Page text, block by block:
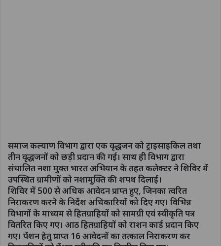
समाज कल्याण विभाग द्वारा एक वृद्धजन को ट्राइसाइकिल तथा
तीन वृद्धजनों को छड़ी प्रदान की गई। साथ ही विभाग द्वारा
संचालित नशा मुक्त भारत अभियान के तहत कलेक्टर ने शिविर में
उपस्थित ग्रामीणों को नशामुक्ति की शपथ दिलाई।
शिविर में 500 से अधिक आवेदन प्राप्त हुए, जिनका त्वरित
निराकरण करने के निर्देश अधिकारियों को दिए गए। विभिन्न
विभागों के माध्यम से हितग्राहियों को सामग्री एवं स्वीकृति पत्र
वितरित किए गए। आठ हितग्राहियों को राशन कार्ड प्रदान किए
गए। पेंशन हेतु प्राप्त 16 आवेदनों का तत्काल निराकरण कर